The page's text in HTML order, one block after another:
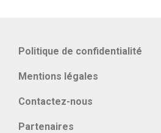
Politique de confidentialité
Mentions légales
Contactez-nous
Partenaires